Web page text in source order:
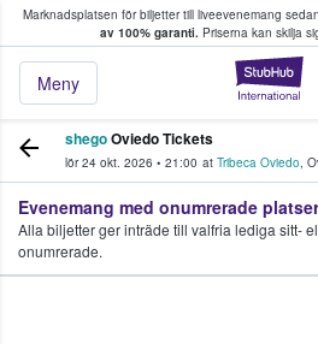
Marknadsplatsen för biljetter till liveevenemang
av 100% garanti. Priserna kan skilja
Meny
köper och säljer
shegoOviedo Tickets
lör 24 okt. 2026 • 21:00 at Tribeca Oviedo,
Evenemang med onumrerade platser
Alla biljetter ger inträde till valfria lediga sitt-
onumrerade.